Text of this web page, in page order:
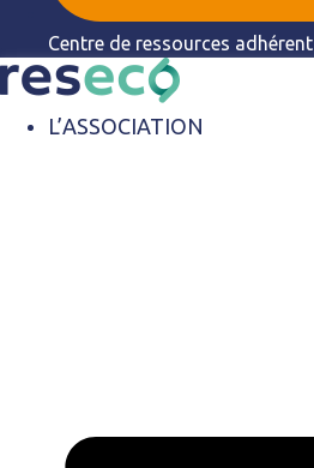
Centre de ressources adhérent
L’ASSOCIATION